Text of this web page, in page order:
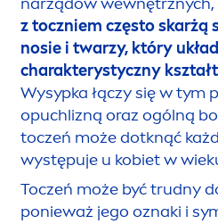
z toczniem często skarżą
nosie i twarzy, który
charakterystyczny
Wysypka łączy się w tym
opuchlizną oraz ogólną
toczeń może dotknąć
występuje u kobiet w
Toczeń może być trudny
ponieważ jego oznaki i